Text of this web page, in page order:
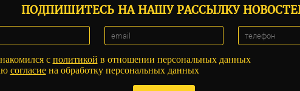
ПОДПИШИТЕСЬ НА НАШУ РАССЫЛКУ
с политикой в отношении персональных данных
согласиена обработку персональных данных